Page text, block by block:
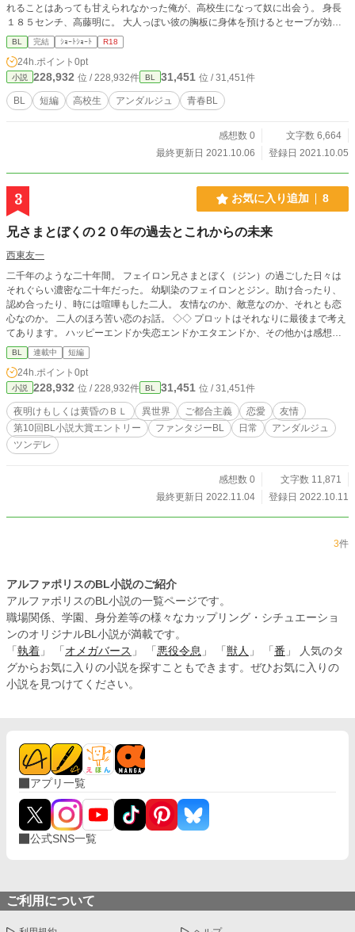
れることはあっても甘えられなかった俺が、高校生になって奴に出会う。 身長
１８５センチ、高藤明に。 大人っぽい彼の胸板に身体を預けるとセーブが効か
なくなり・・・。
BL 完結 ｼｮｰﾄｼｮｰﾄ R18
24h.ポイント 0pt
小説 228,932 位 / 228,932件 BL 31,451 位 / 31,451件
BL 短編 高校生 アンダルジュ 青春BL
感想数 0
文字数 6,664
最終更新日 2021.10.06
登録日 2021.10.05
3 お気に入り追加 8
兄さまとぼくの２０年の過去とこれからの未来
西東友一
二千年のような二十年間。 フェイロン兄さまとぼく（ジン）の過ごした日々は
それぐらい濃密な二十年だった。 幼馴染のフェイロンとジン。助け合ったり、
認め合ったり、時には喧嘩もした二人。 友情なのか、敵意なのか、それとも恋
心なのか。 二人のほろ苦い恋のお話。 ◇◇ プロットはそれなりに最後まで考え
てあります。 ハッピーエンドか失恋エンドかエタエンドか、その他かは感想読
んで変わるかもですけど、一応決めてあります。 応援よろしくお願いします。
BL 連載中 短編
24h.ポイント 0pt
小説 228,932 位 / 228,932件 BL 31,451 位 / 31,451件
夜明けもしくは黄昏のＢＬ 異世界 ご都合主義 恋愛
友情
第10回BL小説大賞エントリー
ファンタジーBL 日常
アンダルジュ
ツンデレ
感想数 0
文字数 11,871
最終更新日 2022.11.04
登録日 2022.10.11
3件
アルファポリスのBL小説のご紹介
アルファポリスのBL小説の一覧ページです。
職場関係、学園、身分差等の様々なカップリング・シチュエーショ
ンのオリジナルBL小説が満載です。
「 執着 」 「 オメガバース 」 「 悪役令息 」 「 獣人 」 「 番 」 人気のタ
グからお気に入りの小説を探すこともできます。ぜひお気に入りの
小説を見つけてください。
アプリ一覧
公式SNS一覧
ご利用について